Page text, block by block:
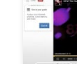
faîtes